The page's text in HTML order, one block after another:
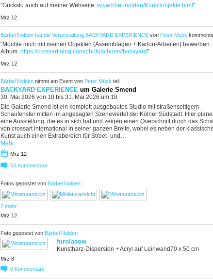
"Guckstu auch auf meiner Webseite: www.bbel-nolden/Kunst/objekte.html "
Mrz 12
Bärbel Nolden hat die Veranstaltung BACKYARD EXPERIENCEvon Peter Mück
"Möchte mich mit meinen Objekten (Assemblagen + Karton-Arbeiten) bewerben.
Album: https://crossart.ning.com/photo/albums/backyard"
Mrz 12
Bärbel Noldennimmt am Event von Peter Mück teil
BACKYARD EXPERIENCEum Galerie Smend
30. Mai 2026 von 10 bis 31. Mai 2026 um 18
Die Galerie Smend ist ein komplett ausgebautes Studio mit straßenseitigem
Schaufenster mitten im angesagten Szeneviertel der Kölner Südstadt. Hier
eine Ausstellung, die es in sich hat und zeigen einen Querschnitt durch das
von crossart international in seiner ganzen Breite, wobei es neben der
Kunst auch einen Extrabereich für Street- und…
Mehr
Mrz 12
53 Kommentare
Fotos gepostet von Bärbel Nolden
2 mehr...
Mrz 12
Foto gepostet von Bärbel Nolden
furolasow
Kunstharz-Dispersion + Acryl auf Leinwand70 x 50 cm
Mrz 8
0 Kommentare